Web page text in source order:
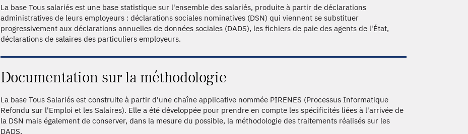
La base Tous salariés est une base statistique sur l'ensemble des salariés, produite à partir de déclarations
administratives de leurs employeurs : déclarations sociales nominatives (DSN) qui viennent se substituer
progressivement aux déclarations annuelles de données sociales (DADS), les fichiers de paie des agents de l'État,
déclarations de salaires des particuliers employeurs.
Documentation sur la méthodologie
La base Tous Salariés est construite à partir d'une chaîne applicative nommée PIRENES (Processus Informatique
Refondu sur l'Emploi et les Salaires). Elle a été développée pour prendre en compte les spécificités liées à l'arrivée de
la DSN mais également de conserver, dans la mesure du possible, la méthodologie des traitements réalisés sur les
DADS.